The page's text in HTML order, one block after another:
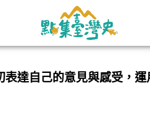
達自己的意見與感受，